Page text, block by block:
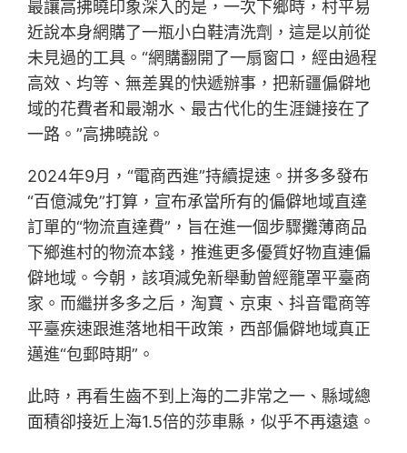
最讓高拂曉印象深入的是，一次下鄉時，村平易
近說本身網購了一瓶小白鞋清洗劑，這是以前從
未見過的工具。“網購翻開了一扇窗口，經由過程
高效、均等、無差異的快遞辦事，把新疆偏僻地
域的花費者和最潮水、最古代化的生涯鏈接在了
一路。”高拂曉說。
2024年9月，“電商西進”持續提速。拼多多發布
“百億減免”打算，宣布承當所有的偏僻地域直達
訂單的“物流直達費”，旨在進一個步驟攤薄商品
下鄉進村的物流本錢，推進更多優質好物直連偏
僻地域。今朝，該項減免新舉動曾經籠罩平臺商
家。而繼拼多多之后，淘寶、京東、抖音電商等
平臺疾速跟進落地相干政策，西部偏僻地域真正
邁進“包郵時期”。
此時，再看生齒不到上海的二非常之一、縣域總
面積卻接近上海1.5倍的莎車縣，似乎不再遠遠。